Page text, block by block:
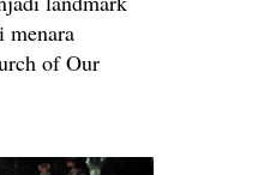
menara
of Our